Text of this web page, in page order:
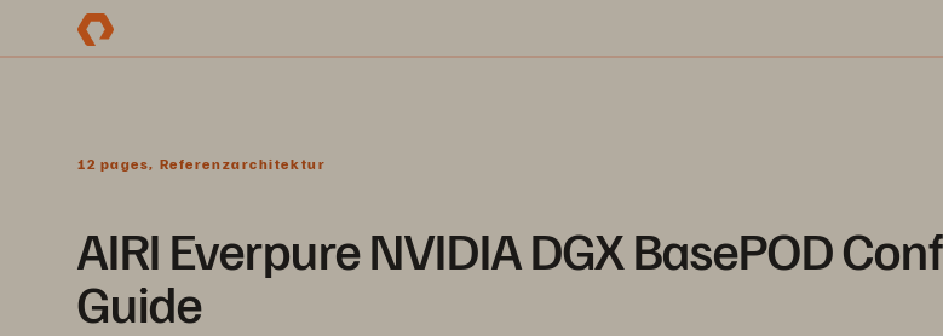
12 pages, Referenzarchitektur
AIRI Everpure NVIDIA DGX BasePOD
Guide